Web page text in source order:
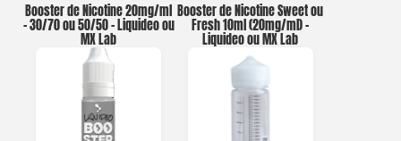
Booster de Nicotine 20mg/ml
– 30/70 ou 50/50 – Liquideo ou
MX Lab
Booster de Nicotine Sweet ou
Fresh 10ml (20mg/ml) –
Liquideo ou MX Lab